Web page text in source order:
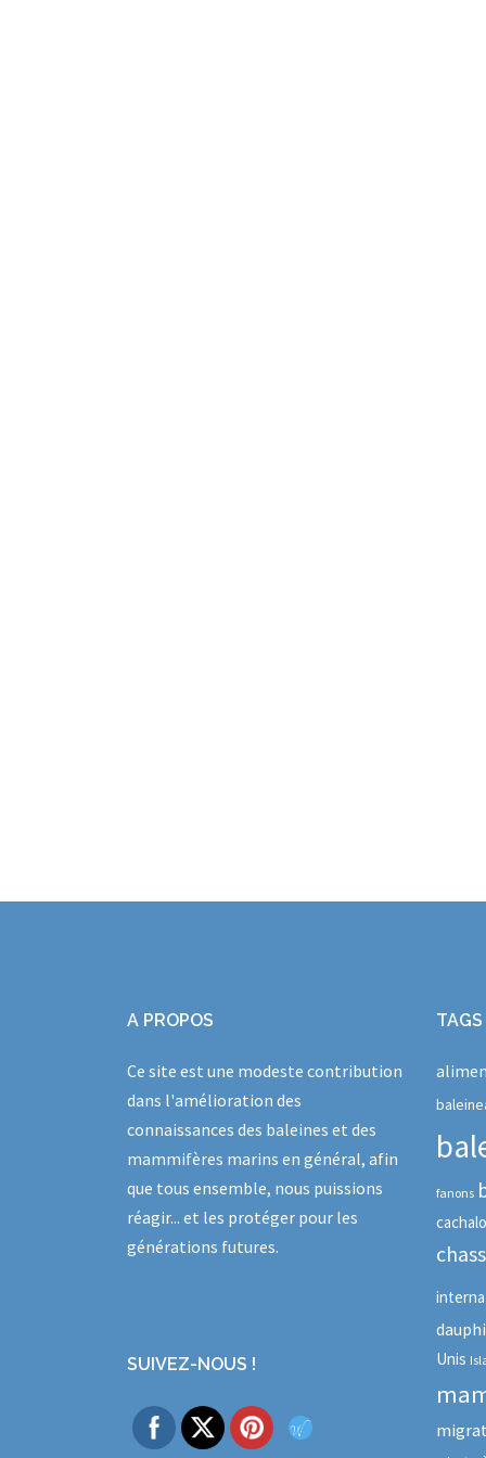
A PROPOS
Ce site est une modeste contribution
dans l'amélioration des
connaissances des baleines et des
mammifères marins en général, afin
que tous ensemble, nous puissions
réagir... et les protéger pour les
générations futures.
SUIVEZ-NOUS !
TAGS
fanons
Unis